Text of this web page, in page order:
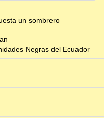
un sombrero
Negras del Ecuador